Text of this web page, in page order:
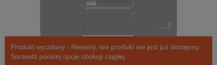
Produkt wycofany - Niestety, ten produkt nie jest już dostępny.
Sprawdź poniżej opcje obsługi ciągłej.